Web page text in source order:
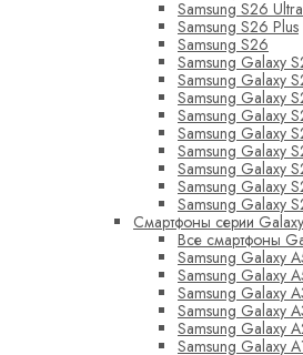
Samsung S26 Ultra
Samsung S26 Plus
Samsung S26
Samsung Galaxy
Samsung Galaxy
Samsung Galaxy
Samsung Galaxy
Samsung Galaxy
Samsung Galaxy
Samsung Galaxy
Samsung Galaxy
Samsung Galaxy
Смартфоны серии
Все смартфоны
Samsung Galaxy
Samsung Galaxy
Samsung Galaxy
Samsung Galaxy
Samsung Galaxy
Samsung Galaxy